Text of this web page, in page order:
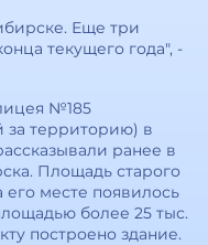
Еще три
текущего года", -
№185
за территорию) в
ранее в
Площадь старого
его месте появилось
более 25 тыс.
построено здание.